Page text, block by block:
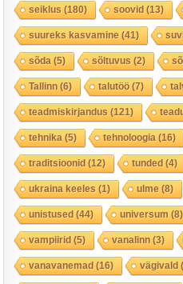
seiklus (180) soovid(13)
suureks kasvamine (41)
sõda (5) sõltuvus (2)
Tallinn(6) talutöö(7)
teadmiskirjandus (121)
tehnika (5) tehnoloogia (16)
traditsioonid(12) tunded(4)
ukraina keeles (1) ulme (8)
unistused(44) universum (8)
vampiirid(5) vanalinn(3)
vanavanemad(16) vägivald